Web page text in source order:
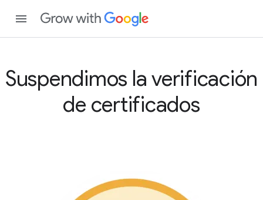
Suspendimos la verificación
de certificados